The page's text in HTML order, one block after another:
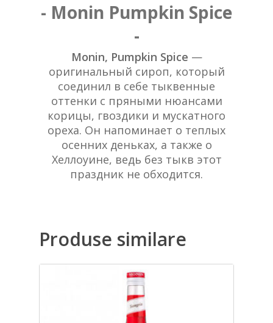
- Monin Pumpkin Spice
-
Monin, Pumpkin Spice —
оригинальный сироп, который
соединил в себе тыквенные
оттенки с пряными нюансами
корицы, гвоздики и мускатного
ореха. Он напоминает о теплых
осенних деньках, а также о
Хеллоуине, ведь без тыкв этот
праздник не обходится.
Produse similare